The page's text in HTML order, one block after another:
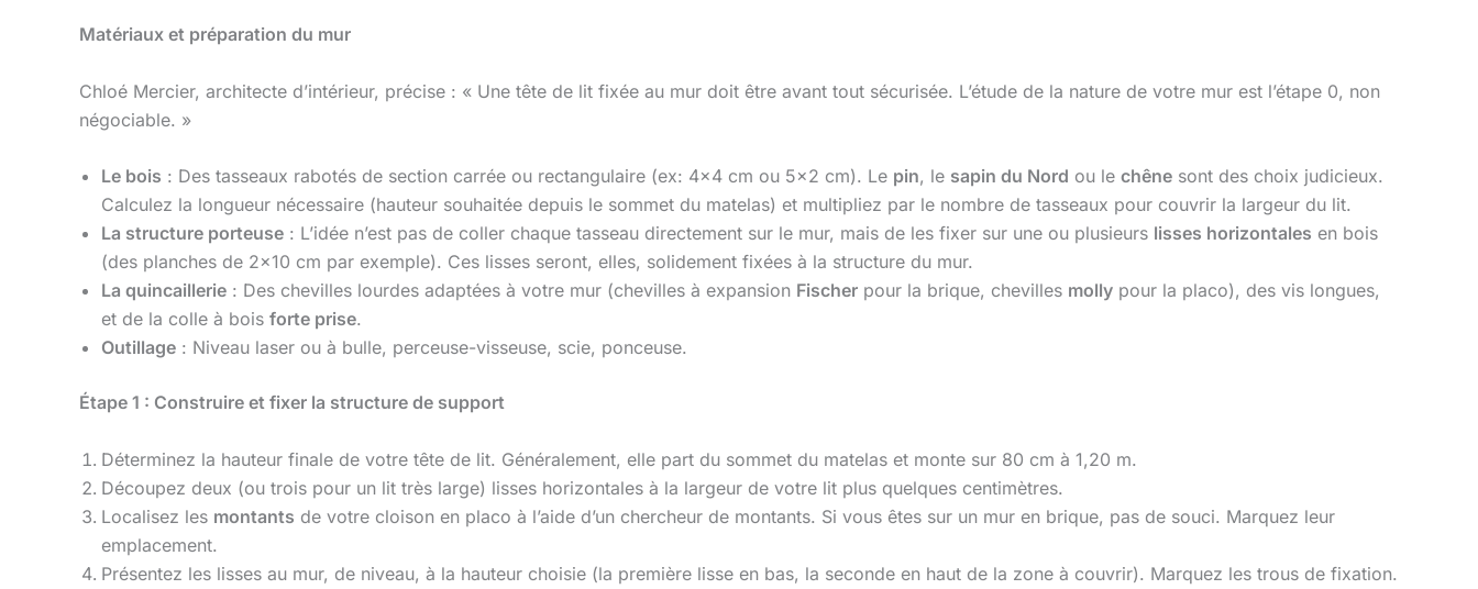
Matériaux et préparation du mur
Chloé Mercier, architecte d’intérieur, précise : « Une tête de lit fixée au mur doit être avant tout sécurisée. L’étude de la nature de votre mur est l’étape 0, non
négociable. »
Le bois : Des tasseaux rabotés de section carrée ou rectangulaire (ex: 4×4 cm ou 5×2 cm). Le pin, le sapin du Nord ou le chêne sont des choix judicieux.
Calculez la longueur nécessaire (hauteur souhaitée depuis le sommet du matelas) et multipliez par le nombre de tasseaux pour couvrir la largeur du lit.
La structure porteuse : L’idée n’est pas de coller chaque tasseau directement sur le mur, mais de les fixer sur une ou plusieurs lisses horizontales en bois
(des planches de 2×10 cm par exemple). Ces lisses seront, elles, solidement fixées à la structure du mur.
La quincaillerie : Des chevilles lourdes adaptées à votre mur (chevilles à expansion Fischer pour la brique, chevilles molly pour la placo), des vis longues,
et de la colle à bois forte prise.
Outillage : Niveau laser ou à bulle, perceuse-visseuse, scie, ponceuse.
Étape 1 : Construire et fixer la structure de support
Déterminez la hauteur finale de votre tête de lit. Généralement, elle part du sommet du matelas et monte sur 80 cm à 1,20 m.
Découpez deux (ou trois pour un lit très large) lisses horizontales à la largeur de votre lit plus quelques centimètres.
Localisez les montants de votre cloison en placo à l’aide d’un chercheur de montants. Si vous êtes sur un mur en brique, pas de souci. Marquez leur
emplacement.
Présentez les lisses au mur, de niveau, à la hauteur choisie (la première lisse en bas, la seconde en haut de la zone à couvrir). Marquez les trous de fixation.